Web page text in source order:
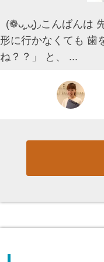
(❁ᴗ͈ˬᴗ͈)◞こんばんは
形に行かなくても 歯
ね？？」 と、 ...